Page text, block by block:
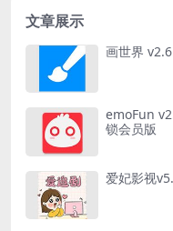
文章展示
画世界
emoFun
锁会员版
爱妃影视